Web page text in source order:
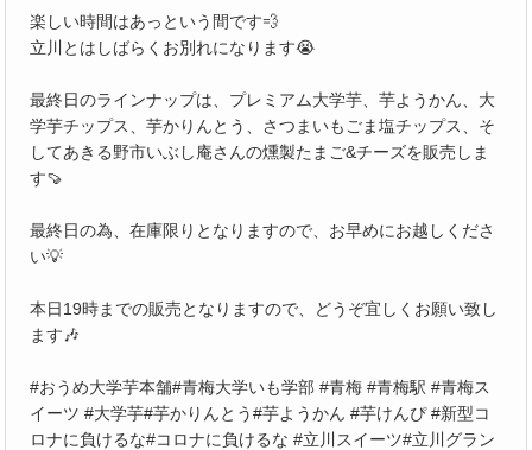
楽しい時間はあっという間です💨
立川とはしばらくお別れになります😭
最終日のラインナップは、プレミアム大学芋、芋ようかん、大
学芋チップス、芋かりんとう、さつまいもごま塩チップス、そ
してあきる野市いぶし庵さんの燻製たまご&チーズを販売しま
す🍠
最終日の為、在庫限りとなりますので、お早めにお越しくださ
い💡
本日19時までの販売となりますので、どうぞ宜しくお願い致し
ます🎶
#おうめ大学芋本舗#青梅大学いも学部 #青梅 #青梅駅 #青梅ス
イーツ #大学芋#芋かりんとう#芋ようかん #芋けんぴ #新型コ
ロナに負けるな#コロナに負けるな #立川スイーツ#立川グラン